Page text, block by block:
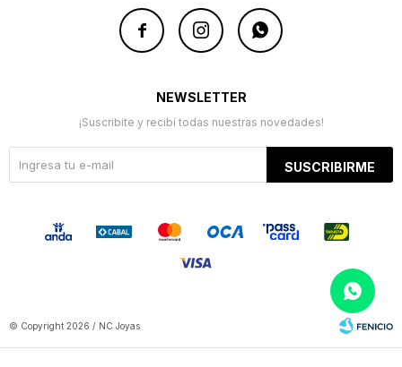
  
NEWSLETTER
¡Suscribite y recibí todas nuestras novedades!
SUSCRIBIRME
© Copyright 2026 / NC Joyas